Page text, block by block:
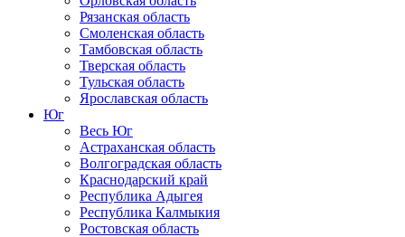
Рязанская область
Смоленская область
Тамбовская область
Тверская область
Тульская область
Ярославская область
Юг
Весь Юг
Астраханская область
Волгоградская область
Краснодарский край
Республика Адыгея
Республика Калмыкия
Ростовская область